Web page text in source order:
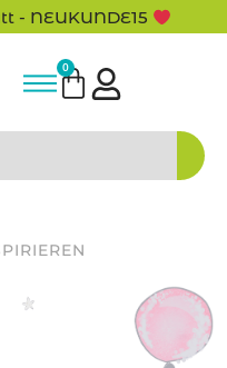
- NEUKUNDE15
0